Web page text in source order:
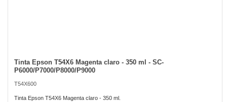
Tinta Epson T54X6 Magenta claro - 350 ml - SC-
P6000/P7000/P8000/P9000
T54X600
Tinta Epson T54X6 Magenta claro - 350 ml.
Skip